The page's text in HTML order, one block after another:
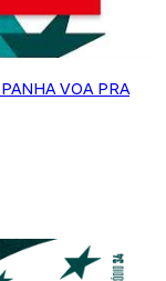
VOA PRA